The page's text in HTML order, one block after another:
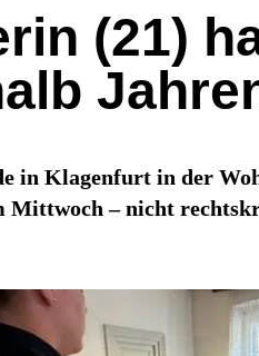
(21)
in Klagenfurt in der
Mittwoch – nicht